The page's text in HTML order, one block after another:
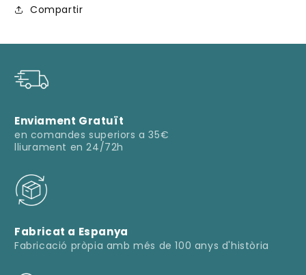
Compartir
Enviament Gratuït
en comandes superiors a 35€
lliurament en 24/72h
Fabricat a Espanya
Fabricació pròpia amb més de 100 anys d'història